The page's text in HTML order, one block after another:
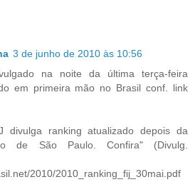
3 de junho de 2010 às 10:56
na noite da última terça-feira
em primeira mão no Brasil conf. link
divulga ranking atualizado depois da
de São Paulo. Confira" (Divulg.
2010/2010_ranking_fij_30mai.pdf